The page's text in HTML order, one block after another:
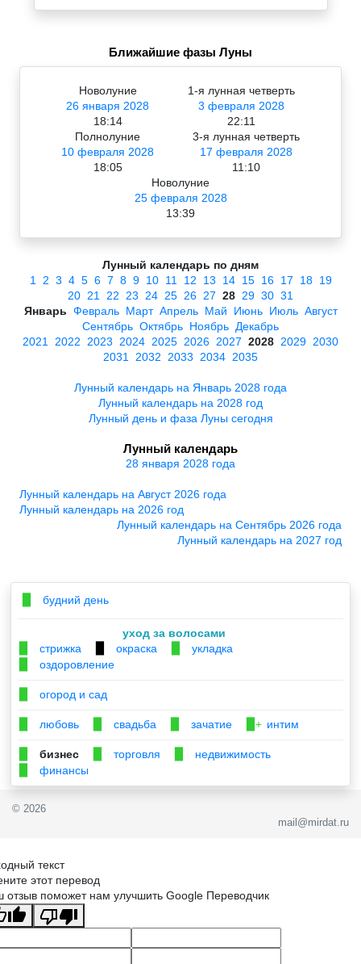
Ближайшие фазы Луны
Новолуние
26 января 2028
18:14
1-я лунная четверть
3 февраля 2028
22:11
Полнолуние
10 февраля 2028
18:05
3-я лунная четверть
17 февраля 2028
11:10
Новолуние
25 февраля 2028
13:39
Лунный календарь по дням
1
2 3 4 5 6 7 8 9 10 11 12 13 14 15 16 17 18 19
20 21 22 23 24 25 26 27 28 29 30 31
Январь Февраль Март Апрель Май Июнь Июль Август
Сентябрь Октябрь Ноябрь Декабрь
2021
2022 2023 2024 2025 2026 2027 2028 2029 2030
2031
2032 2033 2034 2035
Лунный календарь на Январь 2028 года
Лунный календарь на 2028 год
Лунный день и фаза Луны сегодня
Лунный календарь
28 января 2028 года
Лунный календарь на Август 2026 года
Лунный календарь на 2026 год
Лунный календарь на Сентябрь 2026 года
Лунный календарь на 2027 год
будний день
уход за волосами
стрижка окраска укладка
оздоровление
огород и сад
любовь свадьба зачатие ▉+ интим
бизнес торговля недвижимость
финансы
© 2026
mail@mirdat.ru
текст
этот перевод
отзыв поможет нам улучшить Google Переводчик